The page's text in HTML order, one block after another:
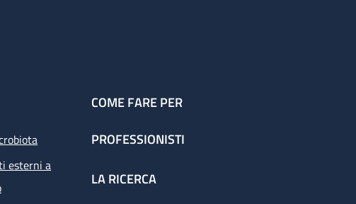
esterni a
COME FARE PER
PROFESSIONISTI
LA RICERCA